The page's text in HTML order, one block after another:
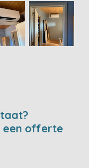
een offerte